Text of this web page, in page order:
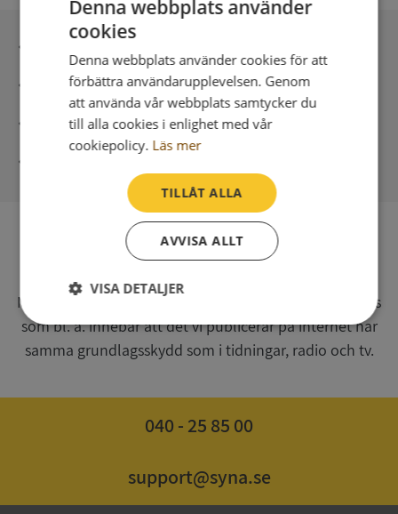
Säker betalning med stripe
Direkt digital leverans
Syna har för webbplatsen www.syna.se ett av
Myndigheten för press, radio och tv s.k. utgivningsbevis
som bl. a. innebär att det vi publicerar på internet har
samma grundlagsskydd som i tidningar, radio och tv.
040 - 25 85 00
support@syna.se
Denna webbplats använder
cookies
Denna webbplats använder cookies för att
förbättra användarupplevelsen. Genom
att använda vår webbplats samtycker du
till alla cookies i enlighet med vår
cookiepolicy. Läs mer
TILLÅT ALLA
AVVISA ALLT
VISA DETALJER
Strikt
nödvändigt
Prestanda Inriktning